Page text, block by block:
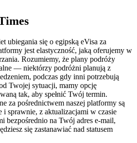
ubiegania się o egipską eVisa za
jest elastyczność, jaką oferujemy w
Rozumiemy, że plany podróży
— niektórzy podróżni planują z
podczas gdy inni potrzebują
Twojej sytuacji, mamy opcję
tak, aby spełnić Twój termin.
za pośrednictwem naszej platformy są
i sprawnie, z aktualizacjami w czasie
bezpośrednio na Twój adres e-mail,
się zastanawiać nad statusem